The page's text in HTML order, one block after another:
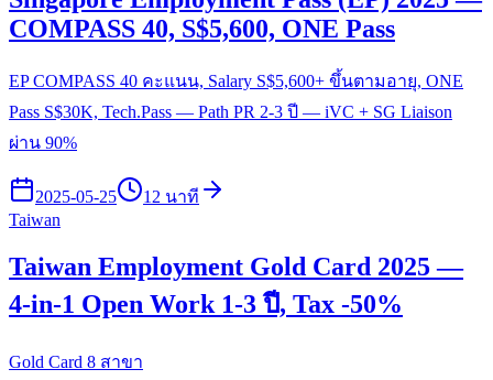
COMPASS 40, S$5,600, ONE Pass
EP COMPASS 40 คะแนน, Salary S$5,600+ ขึ้นตามอายุ, ONE
Pass S$30K, Tech.Pass — Path PR 2-3 ปี — iVC + SG Liaison
ผ่าน 90%
2025-05-25
12 นาที
Taiwan
Taiwan Employment Gold Card 2025 —
4-in-1 Open Work 1-3 ปี, Tax -50%
Gold Card 8 สาขา